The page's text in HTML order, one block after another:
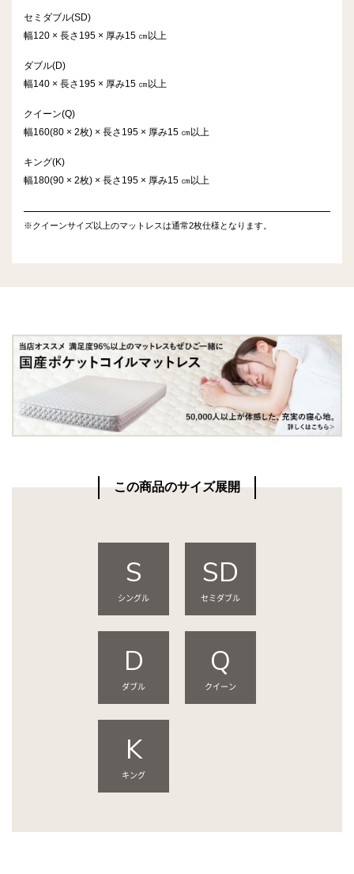
セミダブル(SD)
幅120 × 長さ195 × 厚み15 ㎝以上
ダブル(D)
幅140 × 長さ195 × 厚み15 ㎝以上
クイーン(Q)
幅160(80 × 2枚) × 長さ195 × 厚み15 ㎝以上
キング(K)
幅180(90 × 2枚) × 長さ195 × 厚み15 ㎝以上
※クイーンサイズ以上のマットレスは通常2枚仕様となります。
この商品のサイズ展開
S
シングル
SD
セミダブル
D
ダブル
Q
クイーン
K
キング